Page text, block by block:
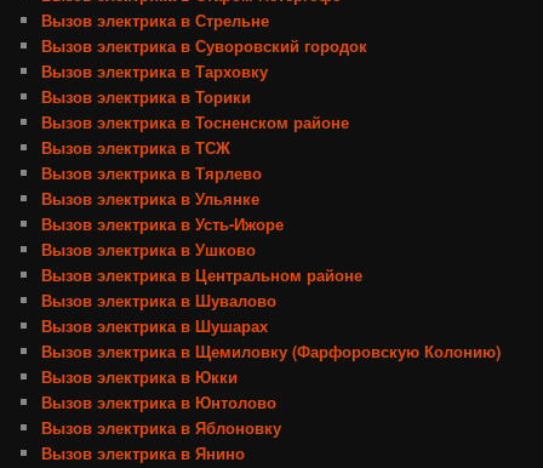
Вызов электрика в Стрельне
Вызов электрика в Суворовский городок
Вызов электрика в Тарховку
Вызов электрика в Торики
Вызов электрика в Тосненском районе
Вызов электрика в ТСЖ
Вызов электрика в Тярлево
Вызов электрика в Ульянке
Вызов электрика в Усть-Ижоре
Вызов электрика в Ушково
Вызов электрика в Центральном районе
Вызов электрика в Шувалово
Вызов электрика в Шушарах
Вызов электрика в Щемиловку (Фарфоровскую Колонию)
Вызов электрика в Юкки
Вызов электрика в Юнтолово
Вызов электрика в Яблоновку
Вызов электрика в Янино